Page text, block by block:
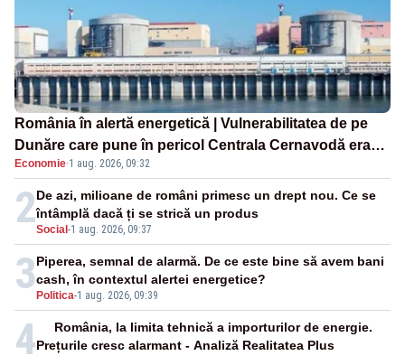
România în alertă energetică | Vulnerabilitatea de pe
Dunăre care pune în pericol Centrala Cernavodă era
cunoscută de pe vremea lui Ceaușescu
Economie·1 aug. 2026, 09:32
2Social -1 aug. 2026, 09:37
De azi, milioane de români primesc un drept nou. Ce se
întâmplă dacă ți se strică un produs
3 Politica-1 aug. 2026, 09:39
Piperea, semnal de alarmă. De ce este bine să avem bani
cash, în contextul alertei energetice?
4
România, la limita tehnică a importurilor de energie.
Prețurile cresc alarmant - Analiză Realitatea Plus